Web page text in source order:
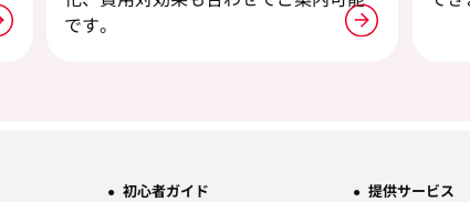
です。
初心者ガイド
提供サービス